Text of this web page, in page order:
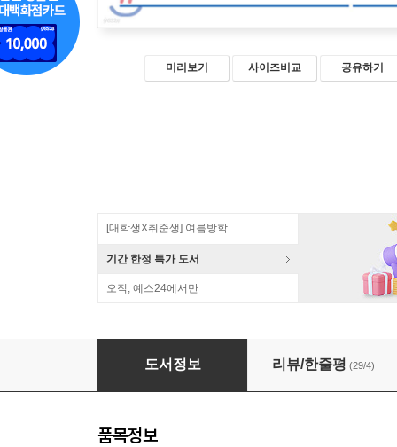
미리보기 사이즈비교 공유하기
[대학생X취준생] 여름방학
기간 한정 특가 도서
오직, 예스24에서만
포토샵 CC 2021 무작정 따라하기
도서정보 리뷰/한줄평 (29/4)
품목정보